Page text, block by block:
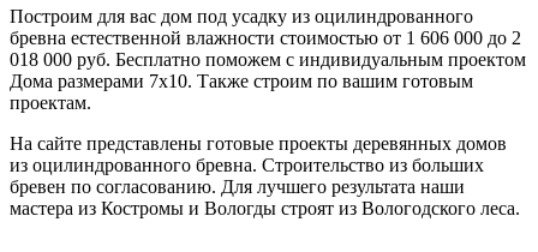
Построим для вас дом под усадку из оцилиндрованного
бревна естественной влажности стоимостью от 1 606 000 до 2
018 000 руб. Бесплатно поможем с индивидуальным проектом
Дома размерами 7х10. Также строим по вашим готовым
проектам.
На сайте представлены готовые проекты деревянных домов
из оцилиндрованного бревна. Строительство из больших
бревен по согласованию. Для лучшего результата наши
мастера из Костромы и Вологды строят из Вологодского леса.